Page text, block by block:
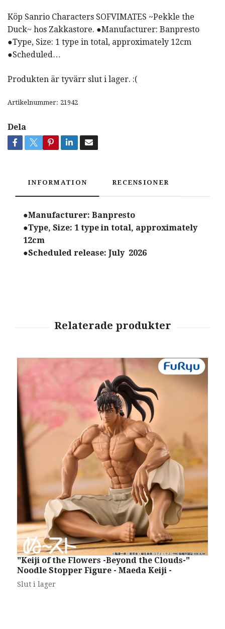
Köp Sanrio Characters SOFVIMATES ~Pekkle the
Duck~ hos Zakkastore. ●Manufacturer: Banpresto
●Type, Size: 1 type in total, approximately 12cm
●Scheduled…
Produkten är tyvärr slut i lager. :(
Artikelnummer: 21942
Dela
INFORMATION RECENSIONER
●Manufacturer: Banpresto
●Type, Size: 1 type in total, approximately
12cm
●Scheduled release: July 2026
"Keiji of the Flowers -Beyond the Clouds-"
Noodle Stopper Figure - Maeda Keiji -
Slut i lager